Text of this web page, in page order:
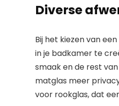
Diverse
Bij het kiezen van
in je badkamer te
smaak en de rest
matglas meer
voor rookglas, dat